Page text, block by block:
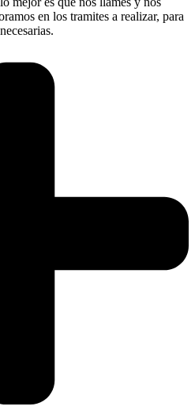
en los tramites a realizar, para